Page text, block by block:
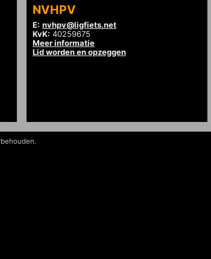
NVHPV
E: nvhpv@ligfiets.net
KvK: 40259675
Meer informatie
Lid worden en opzeggen